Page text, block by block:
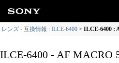
レンズ - 互換情報 : ILCE-6400 ILCE-6400 :
ILCE-6400 - AF MACRO